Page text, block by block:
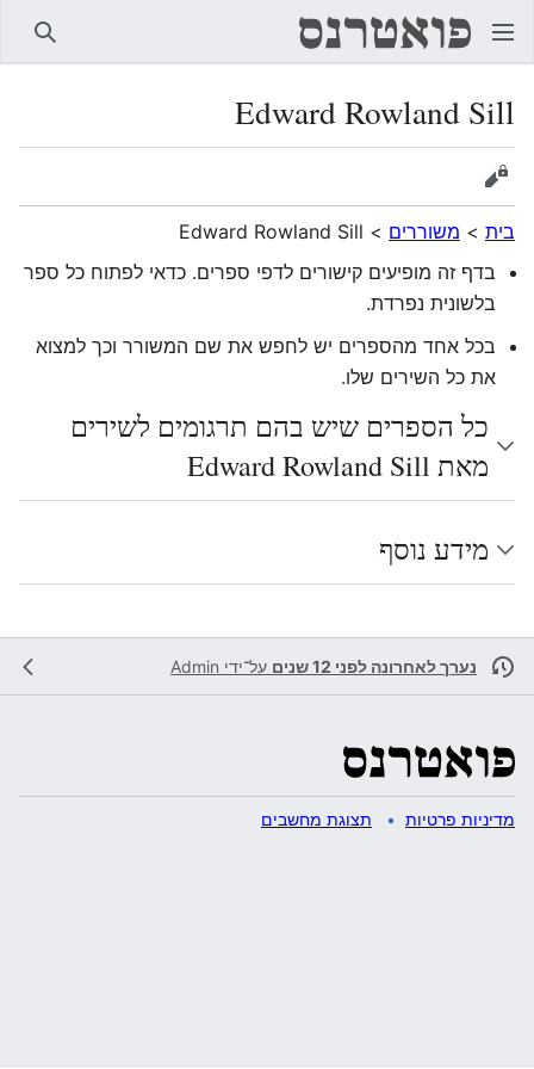
Edward Rowland Sill
הצגת מקור
בית > משוררים >
Edward Rowland Sill
בדף זה מופיעים קישורים לדפי ספרים. כדאי לפתוח כל ספר
בלשונית נפרדת.
בכל אחד מהספרים יש לחפש את שם המשורר וכך למצוא
את כל השירים שלו.
כל הספרים שיש בהם תרגומים לשירים
מאת Edward Rowland Sill
מידע נוסף
נערך לאחרונה לפני 12 שנים על־ידי Admin
מדיניות פרטיות תצוגת מחשבים